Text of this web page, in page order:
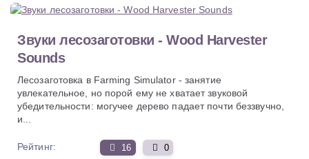
Звуки лесозаготовки - Wood Harvester
Sounds
Лесозаготовка в Farming Simulator - занятие
увлекательное, но порой ему не хватает звуковой
убедительности: могучее дерево падает почти беззвучно,
и...
Рейтинг: 16 0